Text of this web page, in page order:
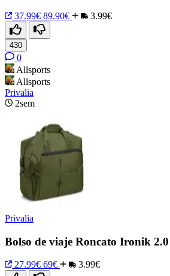
37.99€ 89.90€ 3.99€
430
0
Allsports
Allsports
Privalia
2sem
Privalia
Bolso de viaje Roncato Ironik
27.99€ 69€ 3.99€